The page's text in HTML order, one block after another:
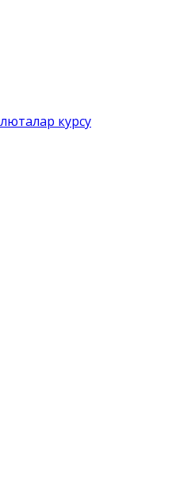
курсу